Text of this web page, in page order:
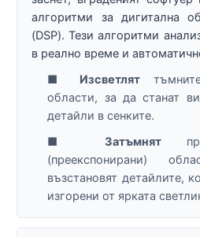
алгоритми за дигитална
(DSP). Тези алгоритми
в реално време и
■ Изсветлят
области, за да станат
детайли в сенките.
■ Затъмнят
(преекспонирани)
възстановят детайлите,
изгорени от ярката